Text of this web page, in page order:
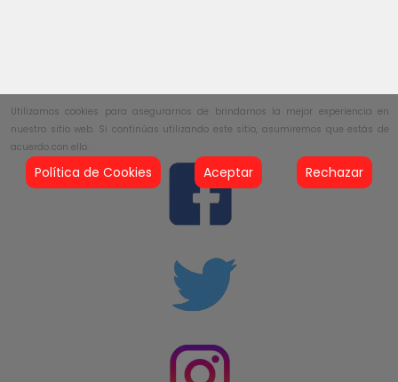
Utilizamos cookies para asegurarnos de brindarnos la mejor experiencia en
nuestro sitio web. Si continúas utilizando este sitio, asumiremos que estás de
acuerdo con ello.
Política de Cookies Aceptar Rechazar